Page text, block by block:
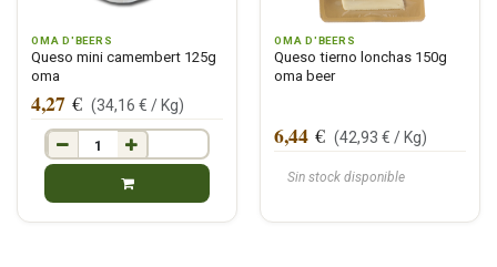
OMA D'BEERS
Queso mini camembert 125g
oma
4,27 € (34,16 € / Kg)
OMA D'BEERS
Queso tierno lonchas 150g
oma beer
Sin stock disponible
6,44 € (42,93 € / Kg)